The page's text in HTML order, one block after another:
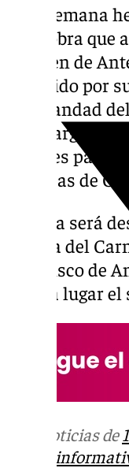
Esta semana
de la obra
Carmen de
conocido por
Hermandad
el encargado
carteles para
calzadas de
La obra será
Señora del
Francisco de
tendrá lugar el
Más noticias de